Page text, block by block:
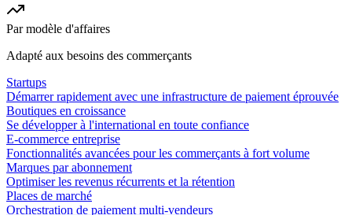
Par modèle d'affaires
Adapté aux besoins des commerçants
Startups
Démarrer rapidement avec une infrastructure de paiement éprouvée
Boutiques en croissance
Se développer à l'international en toute confiance
E-commerce entreprise
Fonctionnalités avancées pour les commerçants à fort volume
Marques par abonnement
Optimiser les revenus récurrents et la rétention
Places de marché
Orchestration de paiement multi-vendeurs